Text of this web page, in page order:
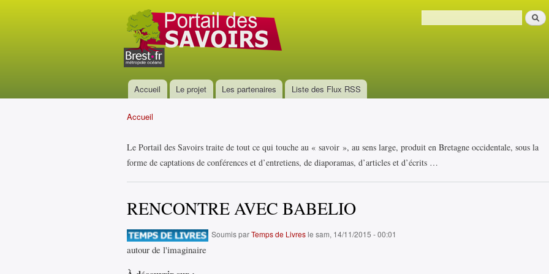
Portail
des
savoirs
Formulaire de recherche
Menu principal
Accueil Le projet Les partenaires Liste des Flux RSS
Accueil
Le Portail des Savoirs traite de tout ce qui touche au « savoir », au sens large, produit en Bretagne occidentale, sous la
forme de captations de conférences et d’entretiens, de diaporamas, d’articles et d’écrits …
RENCONTRE AVEC BABELIO
Soumis parTemps de Livresle sam, 14/11/2015 - 00:01
autour de l'imaginaire